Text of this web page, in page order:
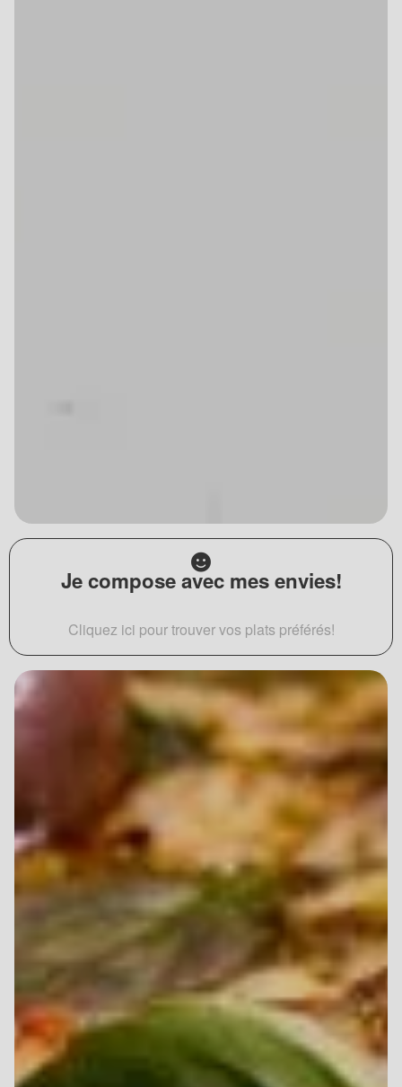
Je compose avec mes envies!
Cliquez ici pour trouver vos plats préférés!